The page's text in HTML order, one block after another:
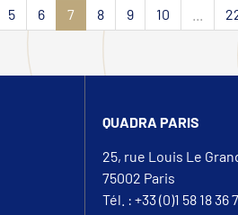
5 6 7 8 9 10
QUADRA PARIS
25, rue Louis Le
75002 Paris
Tél. : +33 (0)1 58 18 36